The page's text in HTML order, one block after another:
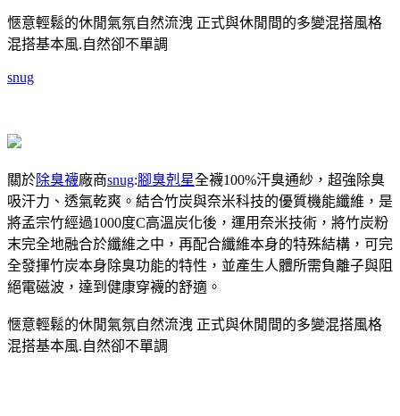
愜意輕鬆的休閒氣氛自然流洩 正式與休閒間的多變混搭風格
混搭基本風.自然卻不單調
snug
關於除臭襪廠商snug:腳臭剋星全襪100%汗臭通紗，超強除臭
吸汗力、透氣乾爽。結合竹炭與奈米科技的優質機能纖維，是
將孟宗竹經過1000度C高溫炭化後，運用奈米技術，將竹炭粉
末完全地融合於纖維之中，再配合纖維本身的特殊結構，可完
全發揮竹炭本身除臭功能的特性，並產生人體所需負離子與阻
絕電磁波，達到健康穿襪的舒適。
愜意輕鬆的休閒氣氛自然流洩 正式與休閒間的多變混搭風格
混搭基本風.自然卻不單調